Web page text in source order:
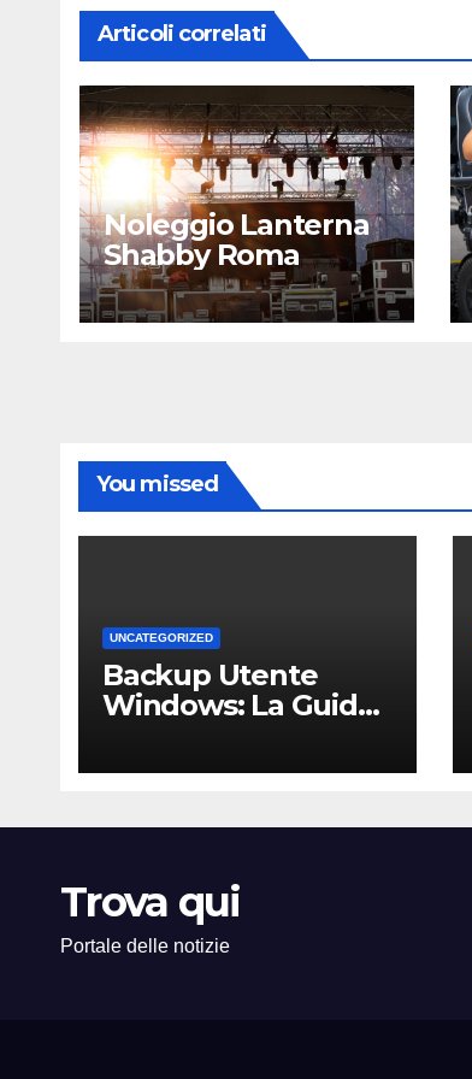
Articoli correlati
Noleggio Lanterna
Shabby Roma
You missed
UNCATEGORIZED
Backup Utente
Windows: La Guida
Perdere i Tuoi Dati
dell’Ufficio
Trova qui
Portale delle notizie